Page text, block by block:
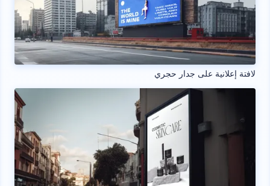
لافتة إعلانية على جدار حجري